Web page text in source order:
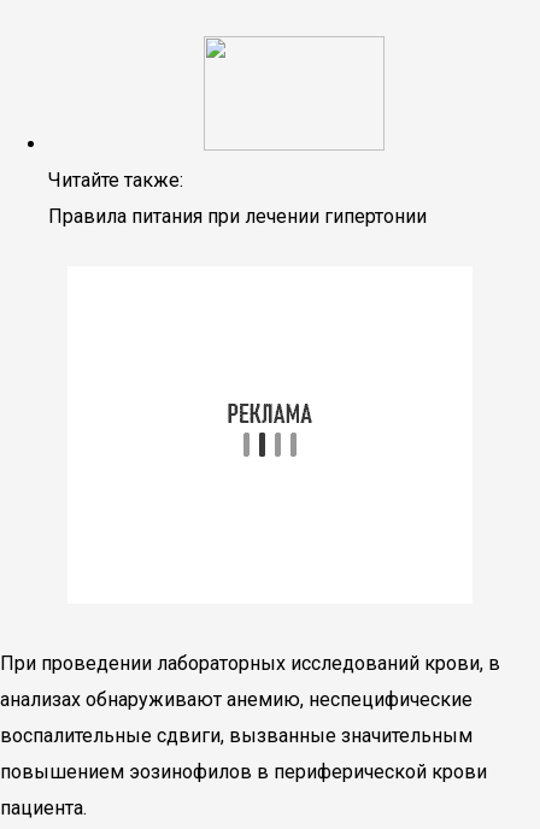
Читайте также:
Правила питания при лечении гипертонии
При проведении лабораторных исследований крови, в
анализах обнаруживают анемию, неспецифические
воспалительные сдвиги, вызванные значительным
повышением эозинофилов в периферической крови
пациента.